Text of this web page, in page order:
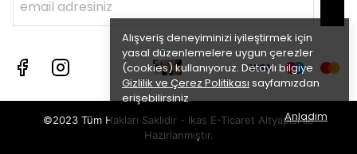
Alışveriş deneyiminizi iyileştirmek için
yasal düzenlemelere uygun çerezler
(cookies) kullanıyoruz. Detaylı bilgiye
Gizlilik ve Çerez Politikası sayfamızdan
erişebilirsiniz.
Anladım
©2023 Tüm Hakları Saklıdır - ikas E-Ticaret Altyapısı ile
Hazırlanmıştır.